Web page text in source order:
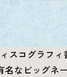
スコグラフ
名なビッグネ